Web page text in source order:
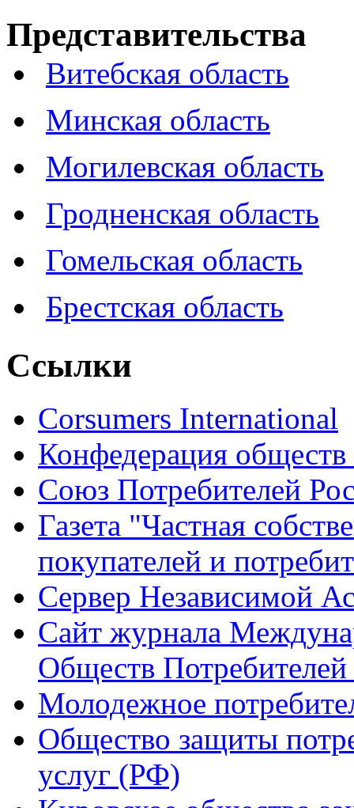
Представительства
Витебская область
Минская область
Могилевская область
Гродненская область
Гомельская область
Брестская область
Ссылки
Corsumers International
Конфедерация обществ
Союз Потребителей
Газета "Частная
покупателей и
Сервер Независимой
Сайт журнала
Обществ
Молодежное
Общество защиты
услуг (РФ)